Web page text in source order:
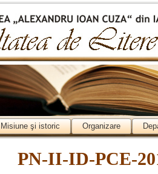
Misiune şi istoric Organizare
PN-II-ID-PCE-